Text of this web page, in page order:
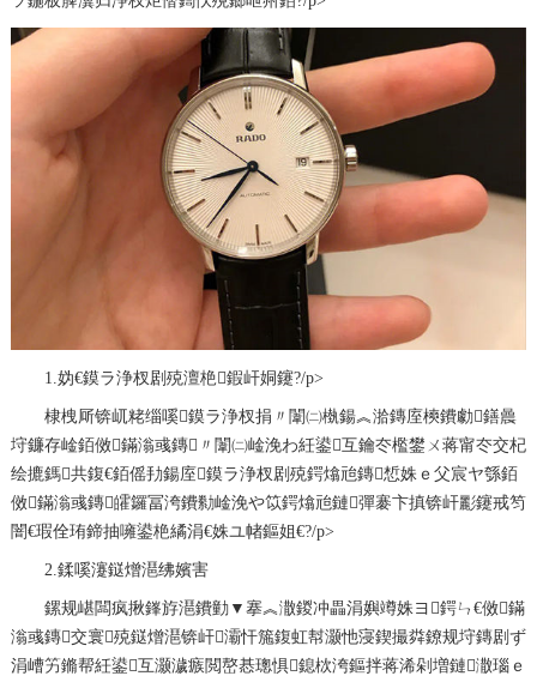
1.妫€鏌ラ浄杈剧殑澶栬鍜屽姛鑳?/p>
棣栧厛锛屼粩缁嗘鏌ラ浄杈捐〃闈㈡槸鍚︽湁鏄庢樉鐨勮鐥曟
垨鐮存崯銆傚鏋滃彧鏄〃闈㈡崯浼わ紝鍙互鑰冭檻鐢ㄨ蒋甯冭交杞
绘摝鎷共鍑€銆傜劧鍚庢鏌ラ浄杈剧殑鍔熻兘鏄惁姝ｅ父宸ヤ綔銆
傚鏋滃彧鏄皬鑼冨洿鐨勬崯浼や笖鍔熻兘鏈彈褰卞搷锛屽彲鑳戒笉
闇€瑕佺珛鍗抽噰鍙栬繘涓€姝ユ帾鏂姐€?/p>
2.鍒嗘瀽鎹熷潖绋嬪害
鏍规嵁闆疯揪鎽斿潖鐨勭▼搴︽潵鍐冲畾涓嬩竴姝ヨ鍔ㄣ€傚鏋
滃彧鏄交寰殑鎹熷潖锛屽灞忓箷鍑虹幇灏忚寖鍥撮粦鐐规垨鏄剧ず
涓嶆竻鏅帮紝鍙互灏濊瘯閲嶅惎璁惧鎴栨洿鏂拌蒋浠剁増鏈潵瑙ｅ